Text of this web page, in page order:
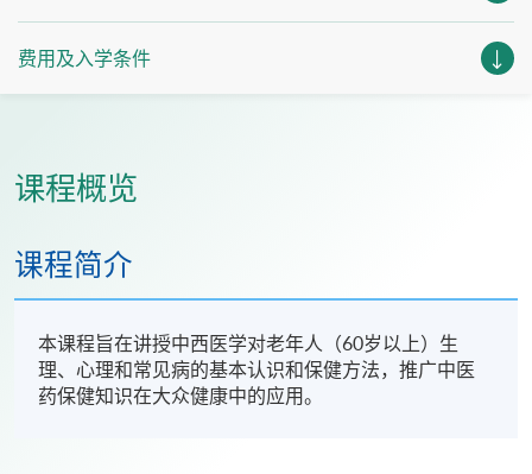
费用及入学条件
课程概览
课程简介
本课程旨在讲授中西医学对老年人（60岁以上）生
理、心理和常见病的基本认识和保健方法，推广中医
药保健知识在大众健康中的应用。